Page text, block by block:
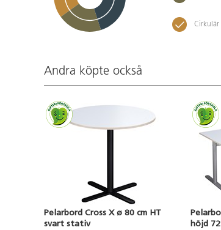
Cirkulär
Andra köpte också
Pelarbord Cross X ø 80 cm HT
svart stativ
höjd